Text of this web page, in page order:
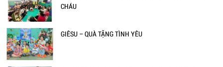
CHÁU
GIÊSU – QUÀ TẶNG TÌNH YÊU